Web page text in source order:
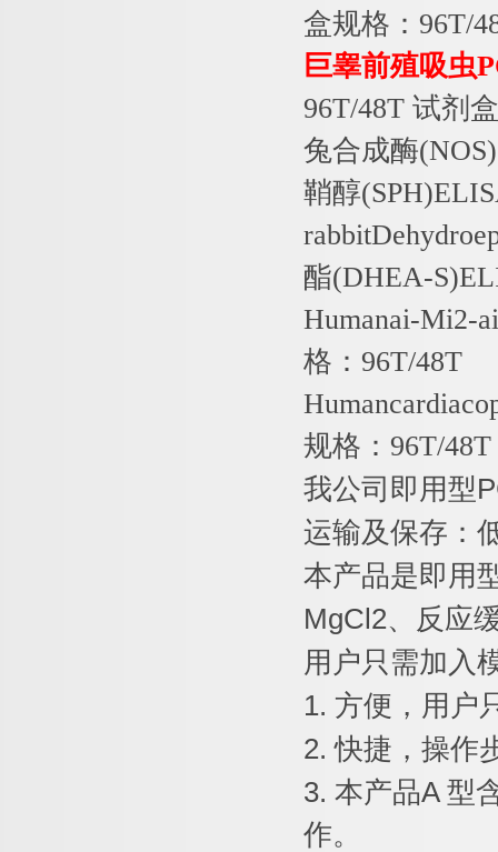
盒规格： 96T/
巨睾前殖吸虫
96T/48T 试剂盒
兔合成酶(NOS)
鞘醇
酯(DHEA-
Humanai-Mi2-
格： 96T/48T
规格： 96T/48T
我公司即用型
运输及保存：
本产品是即用
MgCl2、反应
用户只需加入
1. 方便，用户
2.快捷，操作
3. 本产品A 型
作。